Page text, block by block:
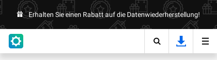
Erhalten Sie einen Rabatt auf die Datenwiederherstellung!